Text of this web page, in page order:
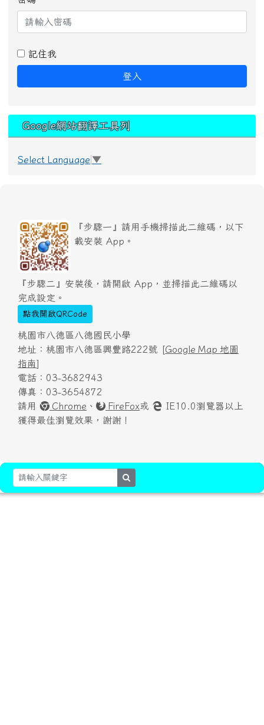
記住我
登入
Google網站翻譯工具列
Select Language ▼
『步驟一』請用手機掃描此二維碼，以下
載安裝 App。
『步驟二』安裝後，請開啟 App，並掃描此二維碼以
完成設定。
點我開啟QRCode
桃園市八德區八德國民小學
地址：桃園市八德區興豐路222號 [Google Map 地圖
指南]
電話：03-3682943
傳真：03-3654872
請用
Chrome 、 FireFox或
IE10.0瀏覽器以上
獲得最佳瀏覽效果，謝謝！